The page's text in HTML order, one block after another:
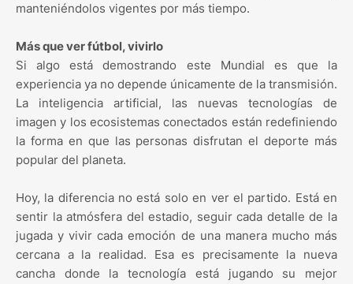
manteniéndolos vigentes por más tiempo.
Más que ver fútbol, vivirlo
Si algo está demostrando este Mundial es que la
experiencia ya no depende únicamente de la transmisión.
La inteligencia artificial, las nuevas tecnologías de
imagen y los ecosistemas conectados están redefiniendo
la forma en que las personas disfrutan el deporte más
popular del planeta.
Hoy, la diferencia no está solo en ver el partido. Está en
sentir la atmósfera del estadio, seguir cada detalle de la
jugada y vivir cada emoción de una manera mucho más
cercana a la realidad. Esa es precisamente la nueva
cancha donde la tecnología está jugando su mejor